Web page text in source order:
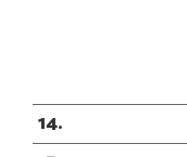
14